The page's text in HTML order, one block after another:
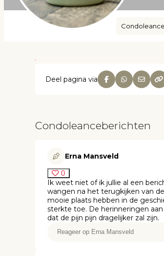
Deel pagina via
Condoleanceberichten
Erna Mansveld
0
Ik weet niet of ik jullie al een
wangen na het terugkijken van
mooie plaats hebben in de
sterkte toe. De herinneringen
dat de pijn pijn dragelijker zal zijn.